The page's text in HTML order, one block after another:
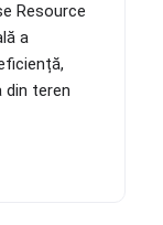
Resource
a
teren